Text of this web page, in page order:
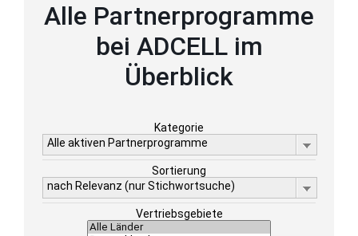
Alle Partnerprogramme
bei ADCELL im
Überblick
Kategorie
Alle aktiven Partnerprogramme
Sortierung
nach Relevanz (nur Stichwortsuche)
Vertriebsgebiete